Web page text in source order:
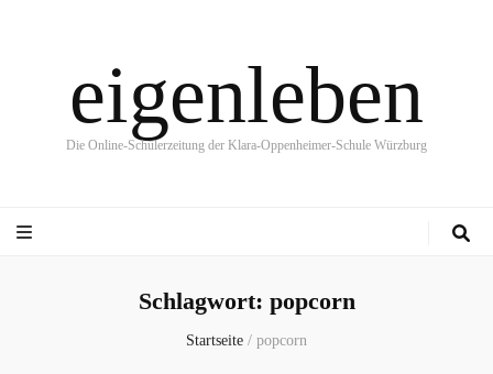
eigenleben
Die Online-Schülerzeitung der Klara-Oppenheimer-Schule Würzburg
Schlagwort: popcorn
Startseite / popcorn